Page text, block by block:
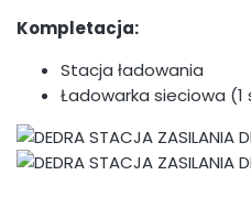
Kompletacja:
Stacja ładowania
Ładowarka sieciowa (1